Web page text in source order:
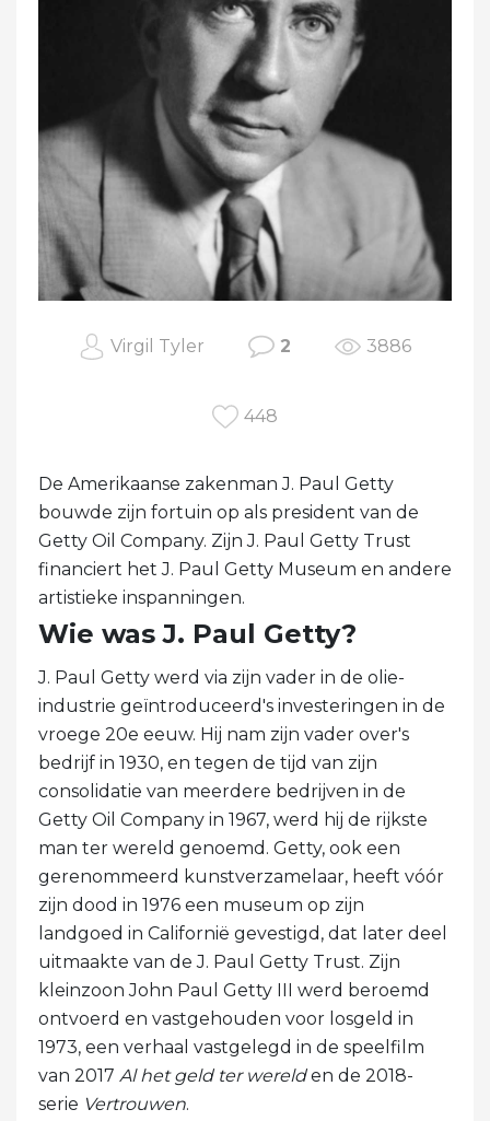
Virgil Tyler 2 3886
448
De Amerikaanse zakenman J. Paul Getty
bouwde zijn fortuin op als president van de
Getty Oil Company. Zijn J. Paul Getty Trust
financiert het J. Paul Getty Museum en andere
artistieke inspanningen.
Wie was J. Paul Getty?
J. Paul Getty werd via zijn vader in de olie-
industrie geïntroduceerd's investeringen in de
vroege 20e eeuw. Hij nam zijn vader over's
bedrijf in 1930, en tegen de tijd van zijn
consolidatie van meerdere bedrijven in de
Getty Oil Company in 1967, werd hij de rijkste
man ter wereld genoemd. Getty, ook een
gerenommeerd kunstverzamelaar, heeft vóór
zijn dood in 1976 een museum op zijn
landgoed in Californië gevestigd, dat later deel
uitmaakte van de J. Paul Getty Trust. Zijn
kleinzoon John Paul Getty III werd beroemd
ontvoerd en vastgehouden voor losgeld in
1973, een verhaal vastgelegd in de speelfilm
van 2017 Al het geld ter werelden de 2018-
serie Vertrouwen.